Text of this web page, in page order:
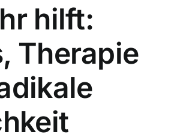
hilft:
Therapie